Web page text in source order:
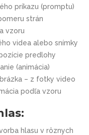
príkazu (promptu)
strán
vzoru
videa alebo snímky
predlohy
(animácia)
– z fotky video
podľa vzoru
hlasu v rôznych